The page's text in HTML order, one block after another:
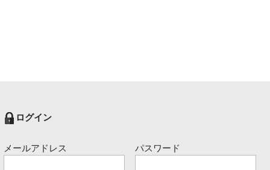
ログイン
メールアドレス パスワード